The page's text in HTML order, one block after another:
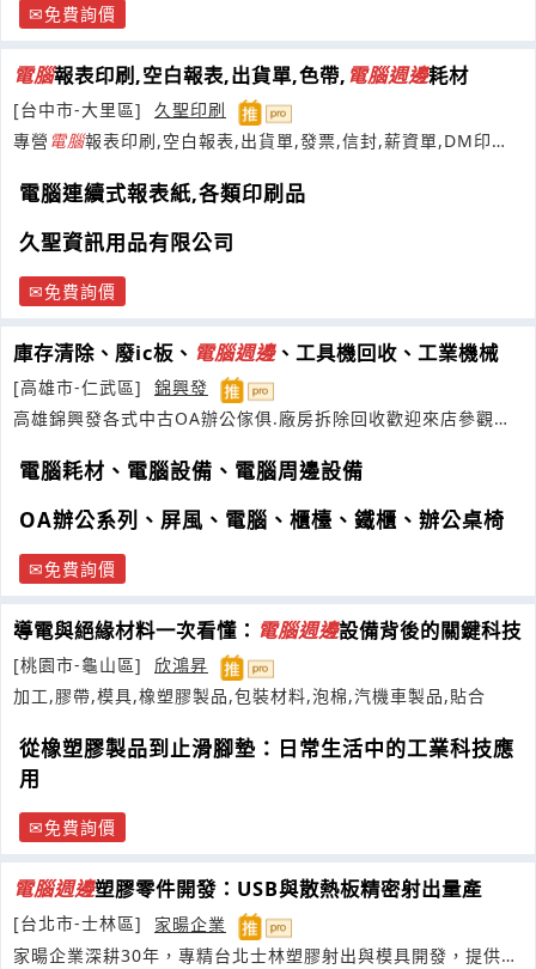
免費詢價
電腦報表印刷,空白報表,出貨單,色帶,電腦週邊耗材
[台中市-大里區]
久聖印刷
專營 電腦報表印刷,空白報表,出貨單,發票,信封,薪資單,DM印刷,
電腦連續式報表紙,各類印刷品
久聖資訊用品有限公司
免費詢價
庫存清除、廢ic板、 電腦週邊、工具機回收、工業機械
[高雄市-仁武區]
錦興發
高雄錦興發各式中古OA辦公傢俱.廠房拆除回收歡迎來店參觀選
電腦耗材、電腦設備、電腦周邊設備
OA辦公系列、屏風、電腦、櫃檯、鐵櫃、辦公桌椅
免費詢價
導電與絕緣材料一次看懂： 電腦週邊設備背後的關鍵科技
[桃園市-龜山區]
欣鴻昇
加工,膠帶,模具,橡塑膠製品,包裝材料,泡棉,汽機車製品,貼合
從橡塑膠製品到止滑腳墊：日常生活中的工業科技應
用
免費詢價
電腦週邊塑膠零件開發：USB與散熱板精密射出量產
[台北市-士林區]
家暘企業
家暘企業深耕30年，專精台北士林塑膠射出與模具開發，提供